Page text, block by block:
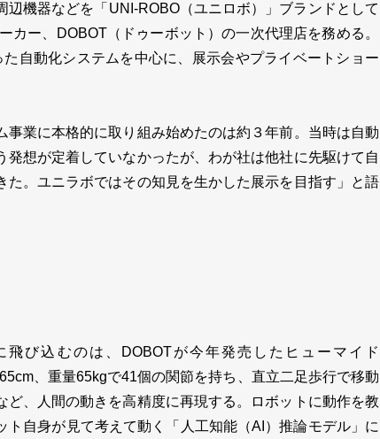
機器などを「UNI-ROBO（ユニロボ）」ブランドとして
カー、DOBOT（ドゥーボット）の一次代理店を務める。
自動化システムを中心に、展示会やプライベートショー
業に本格的に取り組み始めたのは約３年前。当時は自動
想が定着していなかったが、わが社は他社に先駆けて自
。ユニラボではその知見を生かした展示を目指す」と語
び込むのは、DOBOTが今年発売したヒューマイド
、重量65kgで41個の関節を持ち、直立二足歩行で移動
、人間の動きを高精度に再現する。ロボットに動作を教
ト自身が見て考えて動く「人工知能（AI）推論モデル」に